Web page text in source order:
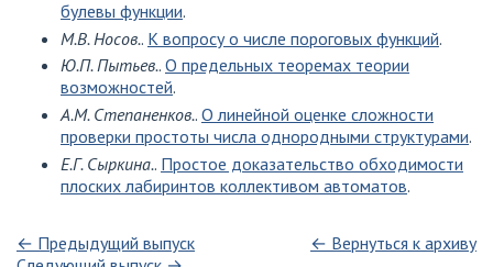
булевы функции.
М.В. Носов.. К вопросу о числе пороговых функций.
Ю.П. Пытьев.. О предельных теоремах теории
возможностей.
А.М. Степаненков.. О линейной оценке сложности
проверки простоты числа однородными структурами.
Е.Г. Сыркина.. Простое доказательство обходимости
плоских лабиринтов коллективом автоматов.
← Предыдущий выпуск
← Вернуться к архиву